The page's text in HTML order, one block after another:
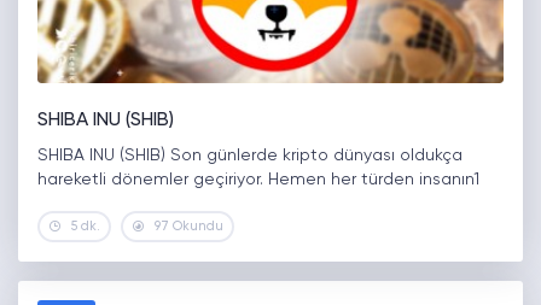
SHIBA INU (SHIB)
SHIBA INU (SHIB) Son günlerde kripto dünyası oldukça
hareketli dönemler geçiriyor. Hemen her türden insanın1
5 dk. 97 Okundu